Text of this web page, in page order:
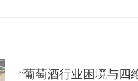
“葡萄酒行业困境与四